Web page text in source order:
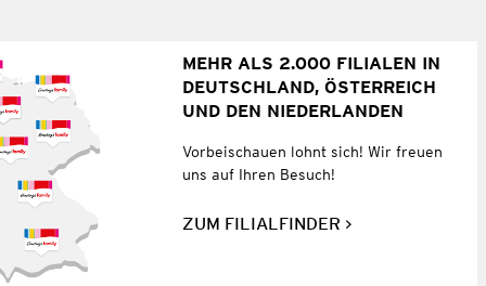
MEHR ALS 2.000 FILIALEN IN
DEUTSCHLAND, ÖSTERREICH
UND DEN NIEDERLANDEN
Vorbeischauen lohnt sich! Wir freuen
uns auf Ihren Besuch!
ZUM FILIALFINDER